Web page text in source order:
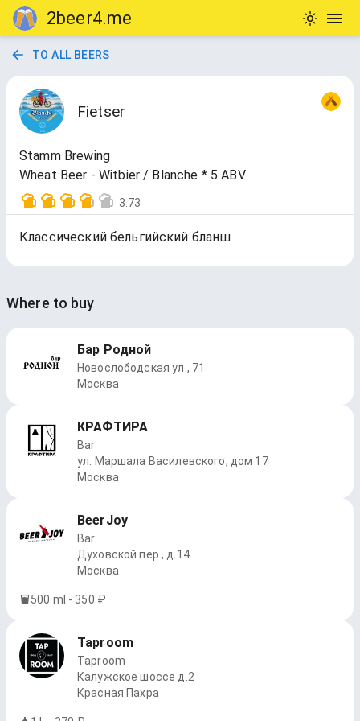
2beer4.me
TO ALL BEERS
Fietser
Stamm Brewing
Wheat Beer - Witbier / Blanche * 5 ABV
3.73
Классический бельгийский бланш
Where to buy
Бар Родной
Новослободская ул., 71
Москва
КРАФТИРА
Bar
ул. Маршала Василевского, дом 17
Москва
BeerJoy
Bar
Духовской пер., д.14
Москва
500 ml - 350 ₽
Taproom
Taproom
Калужское шоссе д.2
Красная Пахра